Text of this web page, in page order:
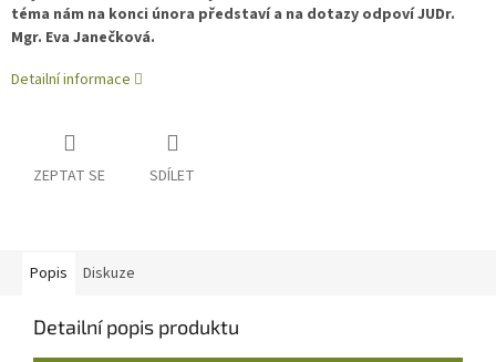
téma nám na konci února představí a na dotazy odpoví JUDr.
Mgr. Eva Janečková.
Detailní informace
ZEPTAT SE SDÍLET
Popis Diskuze
Detailní popis produktu